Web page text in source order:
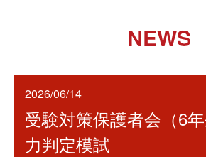
NEWS
2026/06/14
受験対策保護者会（6
力判定模試